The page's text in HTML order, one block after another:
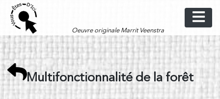
Skip
content
Oeuvre originale Marrit Veenstra
Multifonctionnalité de la forêt